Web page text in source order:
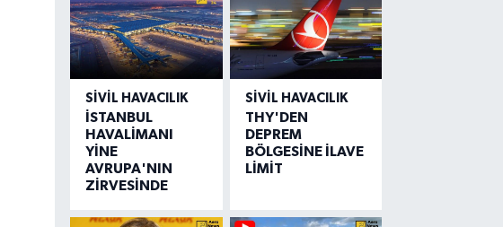
SIVIL HAVACILIK
İSTANBUL
HAVALİMANI
YİNE
AVRUPA'NIN
ZİRVESİNDE
SIVIL HAVACILIK
THY'DEN
DEPREM
BÖLGESİNE İLAVE
LİMİT